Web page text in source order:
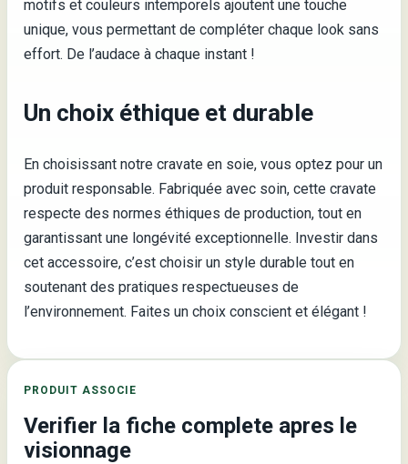
motifs et couleurs intemporels ajoutent une touche
unique, vous permettant de compléter chaque look sans
effort. De l’audace à chaque instant !
Un choix éthique et durable
En choisissant notre cravate en soie, vous optez pour un
produit responsable. Fabriquée avec soin, cette cravate
respecte des normes éthiques de production, tout en
garantissant une longévité exceptionnelle. Investir dans
cet accessoire, c’est choisir un style durable tout en
soutenant des pratiques respectueuses de
l’environnement. Faites un choix conscient et élégant !
PRODUIT ASSOCIE
Verifier la fiche complete apres le
visionnage